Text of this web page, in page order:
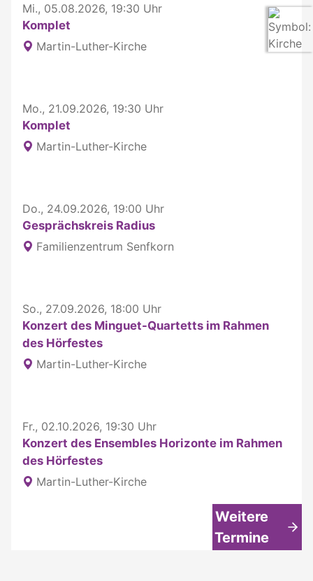
Mi., 05.08.2026, 19:30 Uhr
Komplet
Martin-Luther-Kirche
Mo., 21.09.2026, 19:30 Uhr
Komplet
Martin-Luther-Kirche
Do., 24.09.2026, 19:00 Uhr
Gesprächskreis Radius
Familienzentrum Senfkorn
So., 27.09.2026, 18:00 Uhr
Konzert des Minguet-Quartetts im Rahmen
des Hörfestes
Martin-Luther-Kirche
Fr., 02.10.2026, 19:30 Uhr
Konzert des Ensembles Horizonte im Rahmen
des Hörfestes
Martin-Luther-Kirche
Weitere
Termine